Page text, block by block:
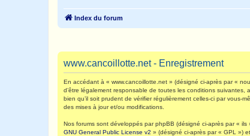
Index du forum
www.cancoillotte.net - Enregistrement
En accédant à « www.cancoillotte.net » (désigné ci-après par «
d’être légalement responsable de toutes les conditions suivantes,
bien qu’il soit prudent de vérifier régulièrement celles-ci par vous-
des mises à jour et/ou modifications.
Nos forums sont développés par phpBB (désigné ci-après par «
GNU General Public License v2 » (désigné ci-après par « GPL »)